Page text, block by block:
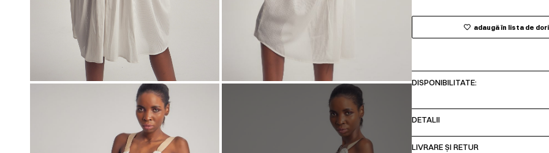
adaugă în lista de
DISPONIBILITATE:
DETALII
LIVRARE ȘI RETUR